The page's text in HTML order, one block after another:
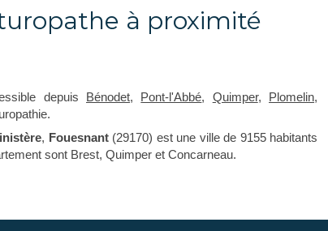
à proximité
depuis Bénodet, Pont-l'Abbé, Quimper, Plomelin,
, Fouesnant(29170) est une ville de 9155 habitants
sont Brest, Quimper et Concarneau.